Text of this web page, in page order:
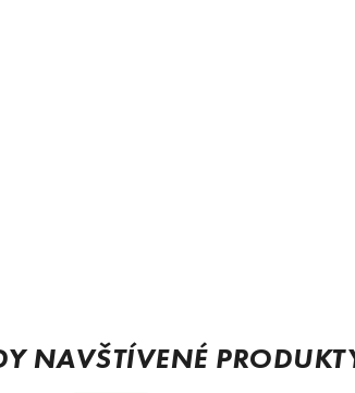
NAVŠTÍVENÉ